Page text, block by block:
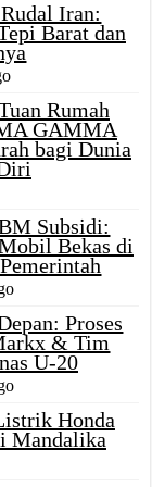
Iran:
Barat dan
Rumah
GAMMA
bagi Dunia
Subsidi:
Bekas di
Proses
& Tim
U-20
Honda
Mandalika